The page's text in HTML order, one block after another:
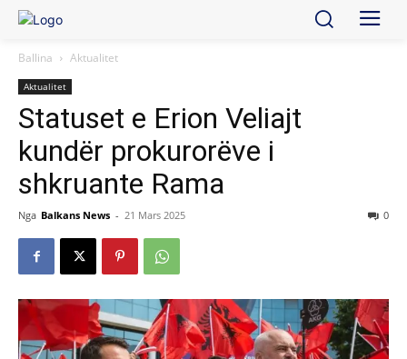
Ballina Aktualitet
Aktualitet
Statuset e Erion Veliajt
kundër prokurorëve i
shkruante Rama
Nga Balkans News - 21 Mars 2025 0